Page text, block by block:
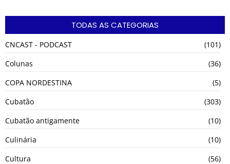
TODAS AS CATEGORIAS
CNCAST - PODCAST
(101)
Colunas
(36)
COPA NORDESTINA
(5)
Cubatão
(303)
Cubatão antigamente
(10)
Culinária
(10)
Cultura
(56)